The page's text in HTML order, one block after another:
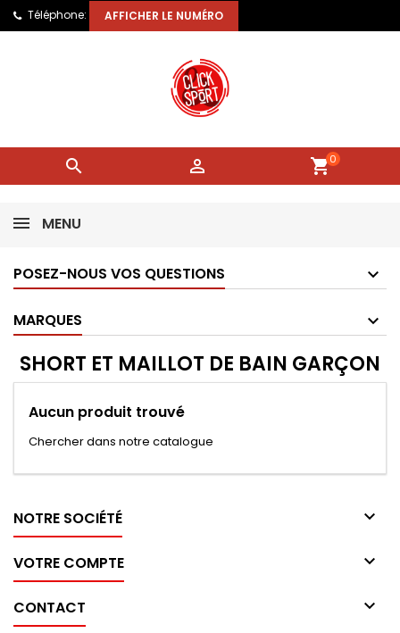
Téléphone: AFFICHER LE NUMÉRO
  shopping_cart0
MENU
POSEZ-NOUS VOS QUESTIONS
MARQUES
SHORT ET MAILLOT DE BAIN GARÇON
Aucun produit trouvé
Chercher dans notre catalogue
NOTRE SOCIÉTÉ 
VOTRE COMPTE 
CONTACT 